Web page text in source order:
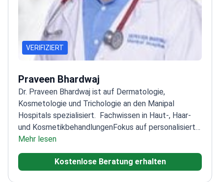
VERIFIZIERT
Praveen Bhardwaj
Dr. Praveen Bhardwaj ist auf Dermatologie,
Kosmetologie und Trichologie an den Manipal
Hospitals spezialisiert. Fachwissen in Haut-, Haar-
und KosmetikbehandlungenFokus auf personalisierte
Pflege für jeden Patienten
Berufsverbänden für Dermatologie und
Kosmetologie
Mehr lesen
Kostenlose Beratung erhalten